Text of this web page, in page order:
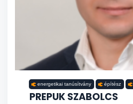
energetikai tanúsítvány építész
PREPUK SZABOLCS